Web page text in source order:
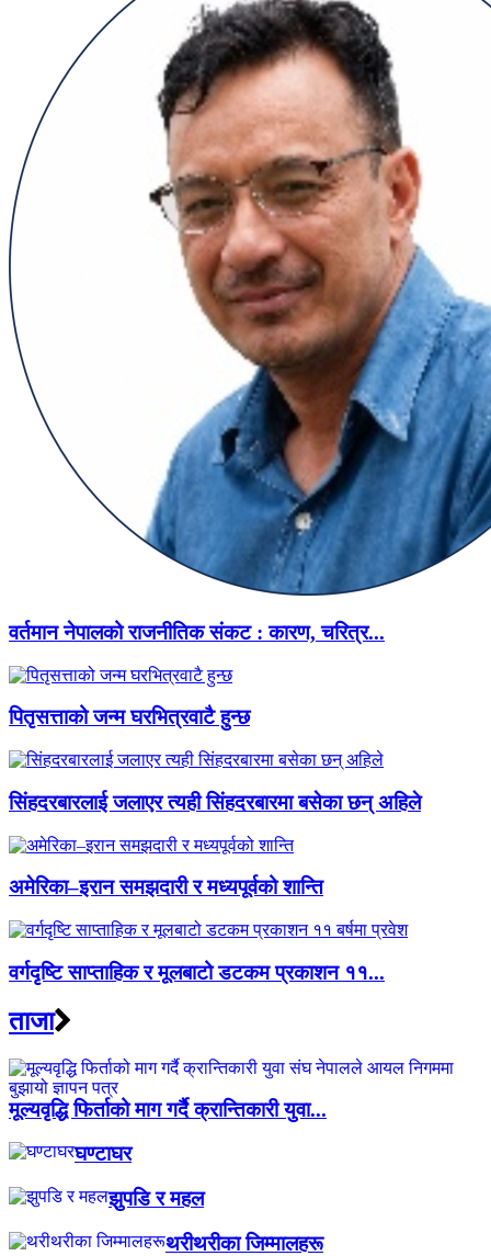
वर्तमान नेपालको राजनीतिक संकट : कारण, चरित्र...
पितृसत्ताको जन्म घरभित्रवाटै हुन्छ
सिंहदरबारलाई जलाएर त्यही सिंहदरबारमा बसेका छन् अहिले
अमेरिका–इरान समझदारी र मध्यपूर्वको शान्ति
वर्गदृष्टि साप्ताहिक र मूलबाटो डटकम प्रकाशन ११...
ताजा
मूल्यवृद्धि फिर्ताको माग गर्दै क्रान्तिकारी युवा...
घण्टाघर
झुपडि र महल
थरीथरीका जिम्मालहरू